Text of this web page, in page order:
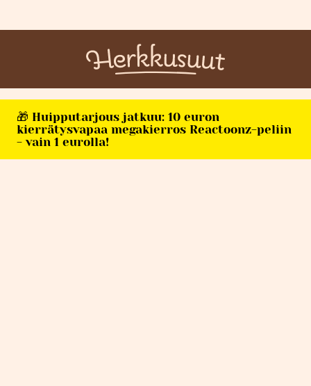
🎁 Huipputarjous jatkuu: 10 euron
kierrätysvapaa megakierros Reactoonz-peliin
- vain 1 eurolla!